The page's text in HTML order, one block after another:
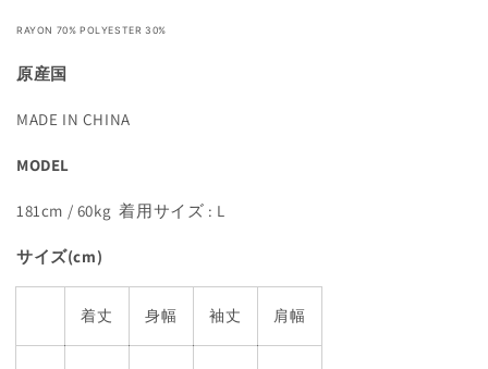
RAYON 70% POLYESTER 30%
原産国
MADE IN CHINA
MODEL
181cm / 60kg 着用サイズ : L
サイズ(cm)
着丈 身幅 袖丈 肩幅